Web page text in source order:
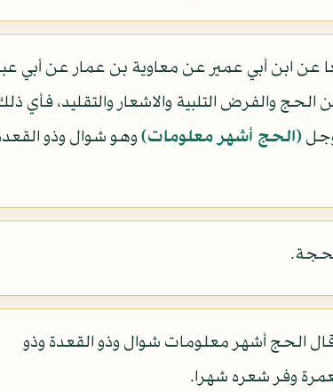
ابن أبي عمير عن معاوية بن عمار عن أبي
والفرض التلبية والاشعار والتقليد، فأي
(الحج أشهر معلومات)وهو شوال وذو
الحج أشهر معلومات شوال وذو القعدة وذو
وفر شعره شهرا.